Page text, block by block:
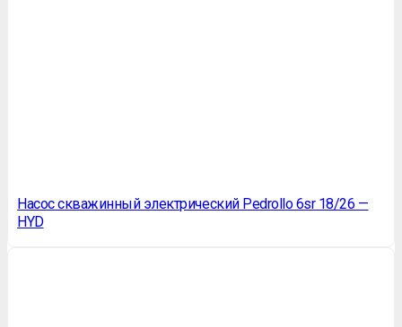
Насос скважинный электрический Pedrollo 6sr 18/26 —
HYD